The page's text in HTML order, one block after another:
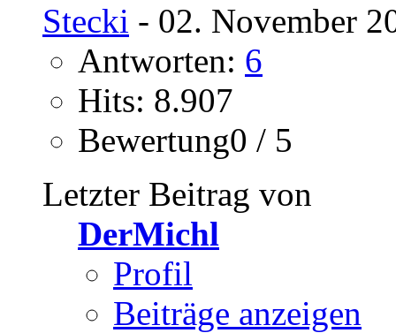
Stecki - 02. November
Antworten: 6
Hits: 8.907
Bewertung0 / 5
Letzter Beitrag von
DerMichl
Profil
Beiträge anzeigen